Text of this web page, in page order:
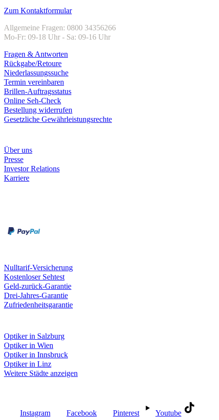
Zum Kontaktformular
Allgemeine Fragen: 0800 34356266
Mo-Fr: 09-18 Uhr - Sa: 09-16 Uhr
Fragen & Antworten
Rückgabe/Retoure
Niederlassungssuche
Termin vereinbaren
Brillen-Auftragsstatus
Online Seh-Check
Bestellung widerrufen
Gesetzliche Gewährleistungsrechte
Über uns
Presse
Investor Relations
Karriere
Nulltarif-Versicherung
Kostenloser Sehtest
Geld-zurück-Garantie
Drei-Jahres-Garantie
Zufriedenheitsgarantie
Optiker in Salzburg
Optiker in Wien
Optiker in Innsbruck
Optiker in Linz
Weitere Städte anzeigen
Instagram Facebook Pinterest Youtube